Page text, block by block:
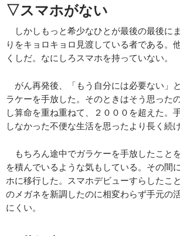
▽スマホがない
しかしもっと希少なひとが最後の最後に
りをキョロキョロ見渡している者である。
くしだ。なにしろスマホを持っていない。
がん再発後、「もう自分には必要ない」
ラケーを手放した。そのときはそう思った
し算命を重ね重ねて、２０００を超えた。
しなかった不便な生活を思ったより長く続
もちろん途中でガラケーを手放したこと
を積んでいるような気もしている。その間
ホに移行した。スマホデビューすらしたこ
のメガネを新調したのに相変わらず手元の
にくい。